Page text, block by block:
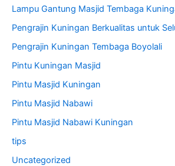
Lampu Gantung Masjid Tembaga
Pengrajin Kuningan Berkualitas untuk
Pengrajin Kuningan Tembaga Boyolali
Pintu Kuningan Masjid
Pintu Masjid Kuningan
Pintu Masjid Nabawi
Pintu Masjid Nabawi Kuningan
tips
Uncategorized